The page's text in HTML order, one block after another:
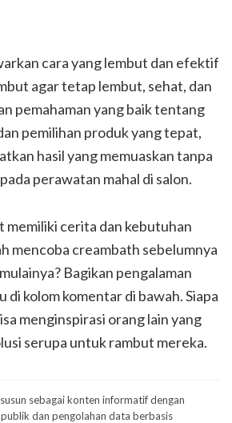
cara yang lembut dan efektif
agar tetap lembut, sehat, dan
pemahaman yang baik tentang
pemilihan produk yang tepat,
hasil yang memuaskan tanpa
perawatan mahal di salon.
memiliki cerita dan kebutuhan
mencoba creambath sebelumnya
Bagikan pengalaman
di kolom komentar di bawah. Siapa
menginspirasi orang lain yang
serupa untuk rambut mereka.
sebagai konten informatif dengan
dan pengolahan data berbasis